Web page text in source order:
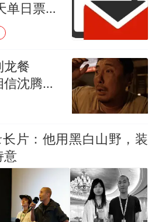
单日票房
龙餐
沈腾了
片：他用黑白山野，装
意